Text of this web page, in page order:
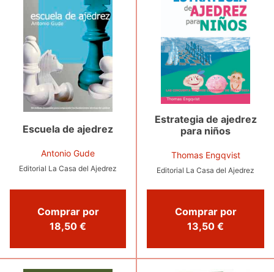
Escuela de ajedrez
Antonio Gude
Editorial La Casa del Ajedrez
Comprar por
18,50 €
Estrategia de ajedrez
para niños
Thomas Engqvist
Editorial La Casa del Ajedrez
Comprar por
13,50 €